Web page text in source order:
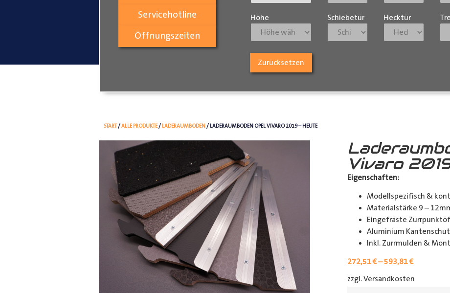
Servicehotline
Öffnungszeiten
Höhe Schiebetür Hecktür
Zurücksetzen
START/ALLE PRODUKTE/ LADERAUMBODEN / LADERAUMBODEN OPEL VIVARO 2019 – HEUTE
Vivaro
Eigenschaften:
Modellspezifisch &
Materialstärke 9 –
Eingefräste
Aluminium
Inkl. Zurrmulden &
272,51€–593,81€
zzgl. Versandkosten